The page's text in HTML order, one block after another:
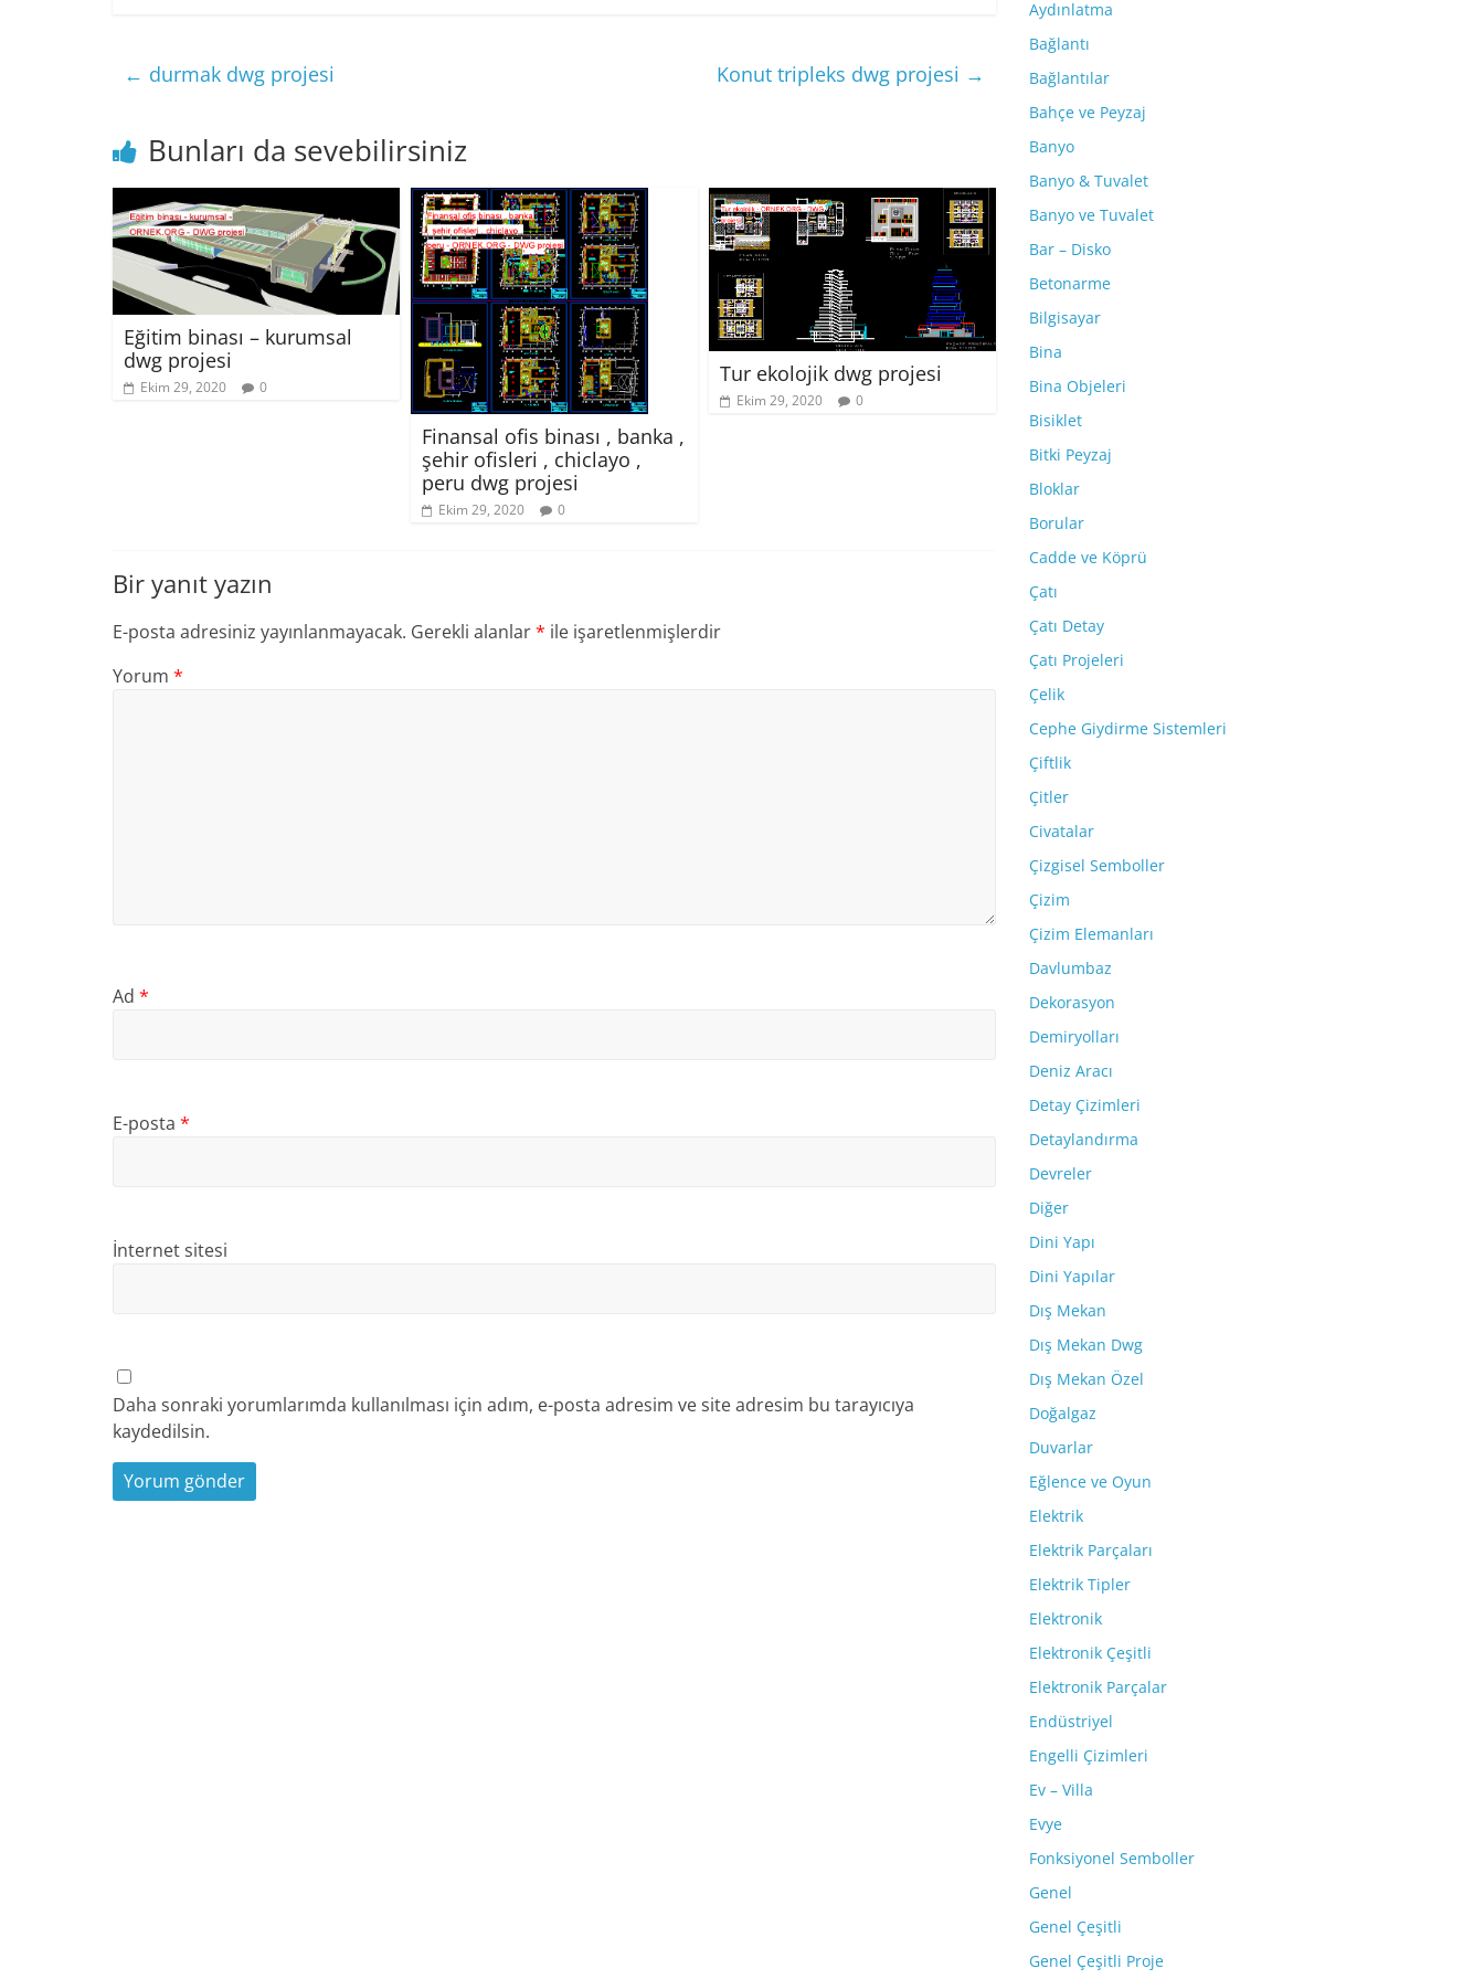
← durmak dwg projesi Konut tripleks dwg projesi →
Bunları da sevebilirsiniz
Eğitim binası – kurumsal
dwg projesi
Ekim 29, 2020 0
Finansal ofis binası , banka ,
şehir ofisleri , chiclayo ,
peru dwg projesi
Ekim 29, 2020 0
Tur ekolojik dwg projesi
Ekim 29, 2020 0
Bir yanıt yazın
E-posta adresiniz yayınlanmayacak. Gerekli alanlar* ile işaretlenmişlerdir
Yorum *
Ad *
E-posta *
İnternet sitesi
Daha sonraki yorumlarımda kullanılması için adım, e-posta adresim ve site adresim bu tarayıcıya
kaydedilsin.
Aydınlatma
Bağlantı
Bağlantılar
Bahçe ve Peyzaj
Banyo
Banyo & Tuvalet
Banyo ve Tuvalet
Bar – Disko
Betonarme
Bilgisayar
Bina
Bina Objeleri
Bisiklet
Bitki Peyzaj
Bloklar
Borular
Cadde ve Köprü
Çatı
Çatı Detay
Çatı Projeleri
Çelik
Cephe Giydirme Sistemleri
Çiftlik
Çitler
Civatalar
Çizgisel Semboller
Çizim
Çizim Elemanları
Davlumbaz
Dekorasyon
Demiryolları
Deniz Aracı
Detay Çizimleri
Detaylandırma
Devreler
Diğer
Dini Yapı
Dini Yapılar
Dış Mekan
Dış Mekan Dwg
Dış Mekan Özel
Doğalgaz
Duvarlar
Eğlence ve Oyun
Elektrik
Elektrik Parçaları
Elektrik Tipler
Elektronik
Elektronik Çeşitli
Elektronik Parçalar
Endüstriyel
Engelli Çizimleri
Ev – Villa
Evye
Fonksiyonel Semboller
Genel
Genel Çeşitli
Genel Çeşitli Proje